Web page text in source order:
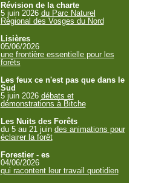
Révision de la charte
5 juin 2026 du Parc Naturel
Régional des Vosges du Nord
Lisières
05/06/2026
une frontière essentielle pour les
forêts
Les feux ce n'est pas que dans le
Sud
5 juin 2026 débats et
démonstrations à Bitche
Les Nuits des Forêts
du 5 au 21 juin des animations pour
éclairer la forêt
Forestier - es
04/06/2026
qui racontent leur travail quotidien